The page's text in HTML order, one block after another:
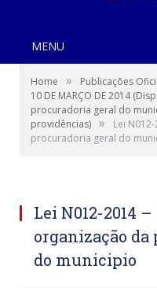
MENU
Home » Publicações
10 DE MARÇO DE 2014
procuradoria geral do
providências) »
Lei
procuradoria geral do
Lei N012-2014
organização
do municipio